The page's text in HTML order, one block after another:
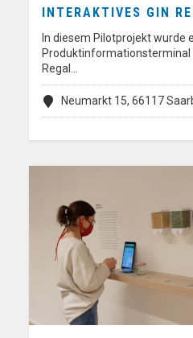
INTERAKTIVES GIN
In diesem Pilotprojekt wurde
Produktinformationsterminal
Regal…
Neumarkt 15, 66117